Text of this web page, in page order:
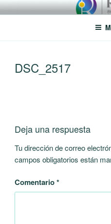
Saltar
al
RREDSI
Red Regional de Semilleros de
DSC_2517
Deja una respuesta
Tu dirección de correo
campos obligatorios están
Comentario*